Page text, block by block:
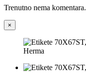
Trenutno nema komentara.
×